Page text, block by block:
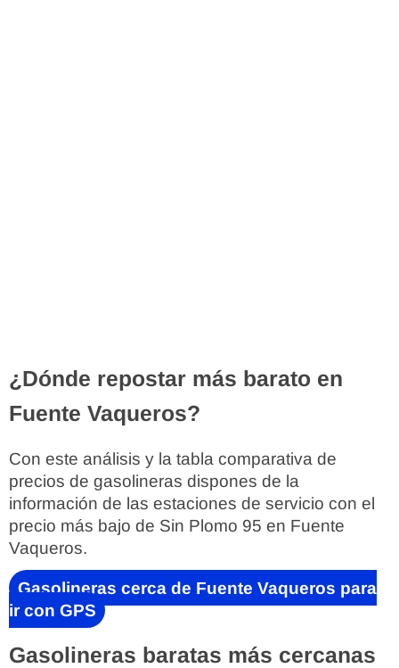
¿Dónde repostar más barato en
Fuente Vaqueros?
Con este análisis y la tabla comparativa de
precios de gasolineras dispones de la
información de las estaciones de servicio con el
precio más bajo de Sin Plomo 95 en Fuente
Vaqueros.
Gasolineras cerca de Fuente Vaqueros para
ir con GPS
Gasolineras baratas más cercanas